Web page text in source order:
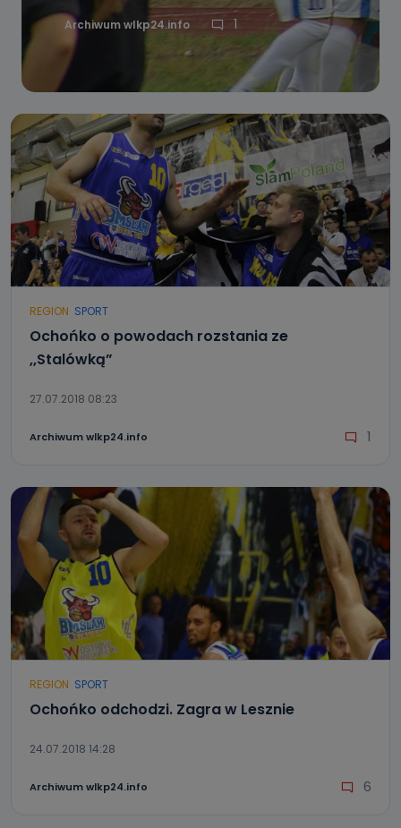
Archiwum wlkp24.info 1
REGION SPORT
Ochońko o powodach rozstania ze
,,Stalówką”
27.07.2018 08:23
Archiwum wlkp24.info 1
REGION SPORT
Ochońko odchodzi. Zagra w Lesznie
24.07.2018 14:28
Archiwum wlkp24.info 6